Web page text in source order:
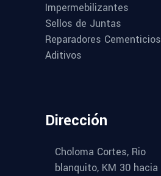
Impermebilizantes
Sellos de Juntas
Reparadores Cementicios
Aditivos
Dirección
Choloma Cortes, Rio
blanquito, KM 30 hacia